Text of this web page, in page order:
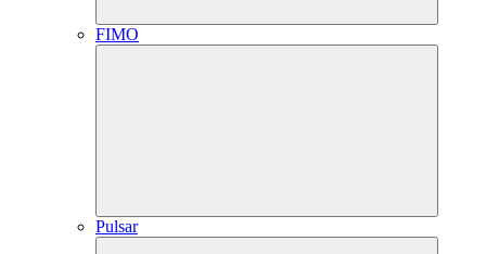
FIMO
Pulsar